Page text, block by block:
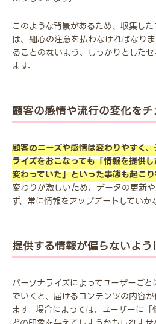
このような背景があるため、収集し
は、細心の注意を払わなければなり
ることのないよう、しっかりとした
ます。
顧客の感情や流行の変化を
顧客のニーズや感情は変わりやすく
ライズをおこなっても「情報を提供
変わっていた」といった事態も起こ
変わりが激しいため、データの更新
ず、常に情報をアップデートしていか
提供する情報が偏らないよう
パーソナライズによってユーザーご
でいくと、届けるコンテンツの内容
ます。場合によっては、ユーザーに